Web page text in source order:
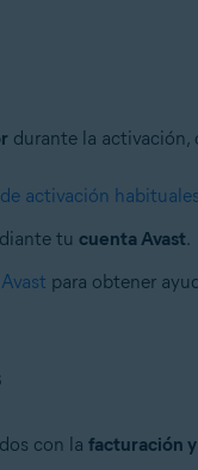
durante la
activación habituales
tu cuenta Avast.
para obtener
con la facturación